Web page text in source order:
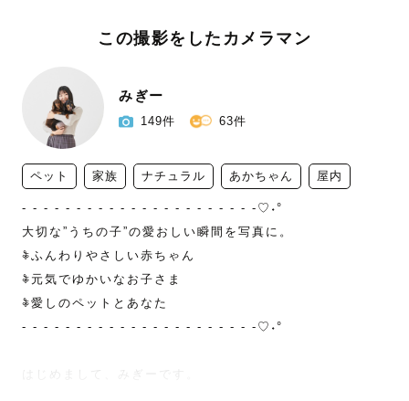
この撮影をしたカメラマン
みぎー
149件 63件
ペット 家族 ナチュラル あかちゃん 屋内
- - - - - - - - - - - - - - - - - - - - - -♡˖°
大切な”うちの子”の愛おしい瞬間を写真に。
𖦞ふんわりやさしい赤ちゃん
𖦞元気でゆかいなお子さま
𖦞愛しのペットとあなた
- - - - - - - - - - - - - - - - - - - - - -♡˖°